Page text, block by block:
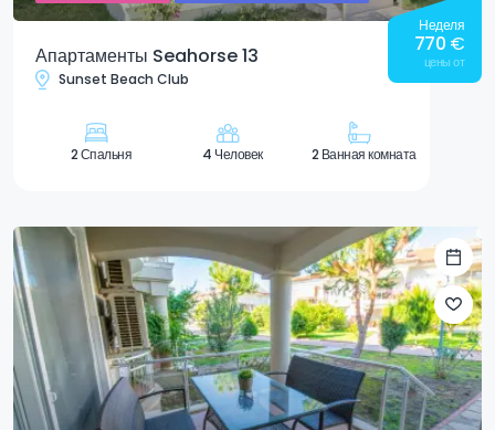
Апартаменты Seahorse 13
Sunset Beach Club
Неделя
770 €
цены от
2 Спальня 4 Человек 2 Ванная комната